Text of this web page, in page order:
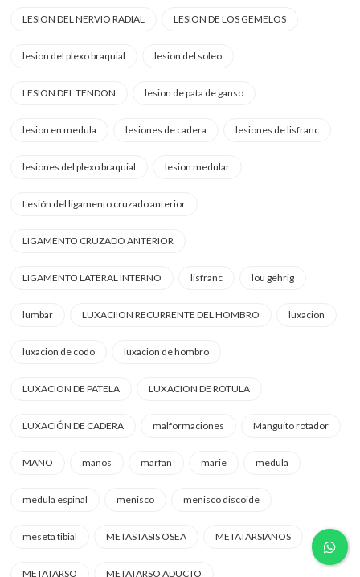
LESION DEL NERVIO RADIAL LESION DE LOS GEMELOS
lesion del plexo braquial lesion del soleo
LESION DEL TENDON lesion de pata de ganso
lesion en medula lesiones de cadera lesiones de lisfranc
lesiones del plexo braquial lesion medular
Lesión del ligamento cruzado anterior
LIGAMENTO CRUZADO ANTERIOR
LIGAMENTO LATERAL INTERNO lisfranc lou gehrig
lumbar LUXACIION RECURRENTE DEL HOMBRO luxacion
luxacion de codo luxacion de hombro
LUXACION DE PATELA LUXACION DE ROTULA
LUXACIÓN DE CADERA malformaciones Manguito rotador
MANO manos marfan marie medula
medula espinal menisco menisco discoide
meseta tibial METASTASIS OSEA METATARSIANOS
METATARSO METATARSO ADUCTO